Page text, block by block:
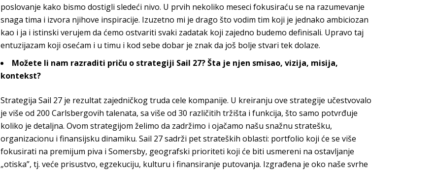
poslovanje kako bismo dostigli sledeći nivo. U prvih nekoliko meseci fokusiraću se na razumevanje
snaga tima i izvora njihove inspiracije. Izuzetno mi je drago što vodim tim koji je jednako ambiciozan
kao i ja i istinski verujem da ćemo ostvariti svaki zadatak koji zajedno budemo definisali. Upravo taj
entuzijazam koji osećam i u timu i kod sebe dobar je znak da još bolje stvari tek dolaze.
Možete li nam razraditi priču o strategiji Sail 27? Šta je njen smisao, vizija, misija,
kontekst?
Strategija Sail 27 je rezultat zajedničkog truda cele kompanije. U kreiranju ove strategije učestvovalo
je više od 200 Carlsbergovih talenata, sa više od 30 različitih tržišta i funkcija, što samo potvrđuje
koliko je detaljna. Ovom strategijom želimo da zadržimo i ojačamo našu snažnu stratešku,
organizacionu i finansijsku dinamiku. Sail 27 sadrži pet strateških oblasti: portfolio koji će se više
fokusirati na premijum piva i Somersby, geografski prioriteti koji će biti usmereni na ostavljanje
„otiska”, tj. veće prisustvo, egzekuciju, kulturu i finansiranje putovanja. Izgrađena je oko naše svrhe